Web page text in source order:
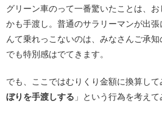
グリーン車のって一番驚いたことは、
かも手渡し。普通のサラリーマンが出
んて乗れっこないのは、みなさんご承
でも特別感はでてきます。
でも、ここではむりくり金額に換算し
ぼりを手渡しする 」という行為を考えて